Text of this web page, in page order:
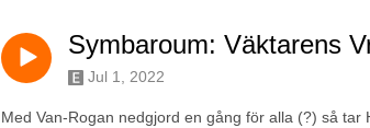
Symbaroum: Väktarens
Jul 1, 2022
Med Van-Rogan nedgjord en gång för alla (?) så